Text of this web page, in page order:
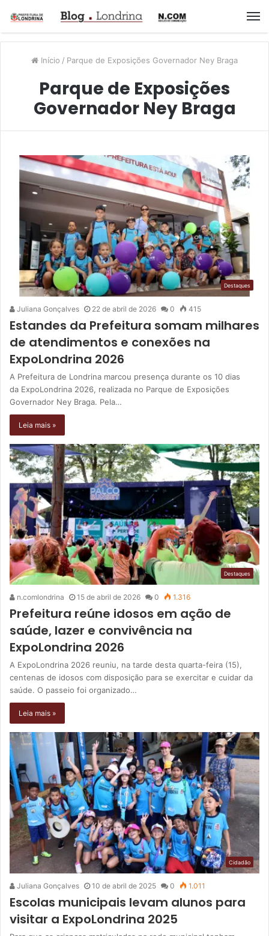
Início / Parque de Exposições Governador Ney Braga
Parque de Exposições
Governador Ney Braga
Destaques
Juliana Gonçalves 22 de abril de 2026 0 415
Estandes da Prefeitura somam milhares
de atendimentos e conexões na
ExpoLondrina 2026
A Prefeitura de Londrina marcou presença durante os 10 dias
da ExpoLondrina 2026, realizada no Parque de Exposições
Governador Ney Braga. Pela…
Leia mais »
Destaques
n.comlondrina 15 de abril de 2026 0 1.316
Prefeitura reúne idosos em ação de
saúde, lazer e convivência na
ExpoLondrina 2026
A ExpoLondrina 2026 reuniu, na tarde desta quarta-feira (15),
centenas de idosos com disposição para se exercitar e cuidar da
saúde. O passeio foi organizado…
Leia mais »
Cidadão
Juliana Gonçalves 10 de abril de 2025 0 1.011
Escolas municipais levam alunos para
visitar a ExpoLondrina 2025